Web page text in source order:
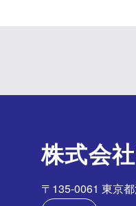
株式会
〒135-0061 東京